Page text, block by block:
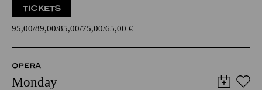
TICKETS
95,00 89,00 85,00 75,00 65,00 €
OPERA
Monday